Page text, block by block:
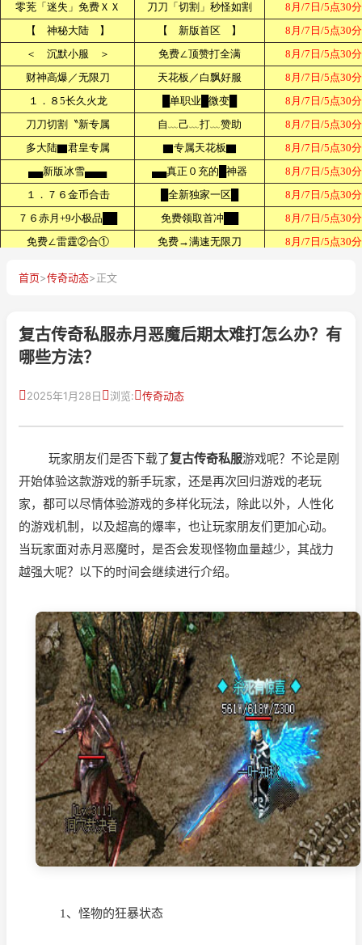
首页>传奇动态>正文
复古传奇私服赤月恶魔后期太难打怎么办？有
哪些方法？
2025年1月28日 浏览: 传奇动态
玩家朋友们是否下载了复古传奇私服游戏呢？不论是刚
开始体验这款游戏的新手玩家，还是再次回归游戏的老玩
家，都可以尽情体验游戏的多样化玩法，除此以外，人性化
的游戏机制，以及超高的爆率，也让玩家朋友们更加心动。
当玩家面对赤月恶魔时，是否会发现怪物血量越少，其战力
越强大呢？以下的时间会继续进行介绍。
1、怪物的狂暴状态